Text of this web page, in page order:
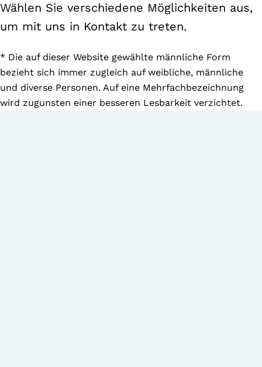
Wählen Sie verschiedene Möglichkeiten aus,
um mit uns in Kontakt zu treten.
* Die auf dieser Website gewählte männliche Form
bezieht sich immer zugleich auf weibliche, männliche
und diverse Personen. Auf eine Mehrfachbezeichnung
wird zugunsten einer besseren Lesbarkeit verzichtet.